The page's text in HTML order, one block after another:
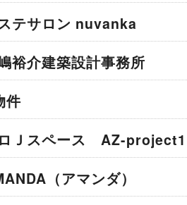
テサロン nuvanka
介建築設計事務所
件
Ｊスペース AZ-project1
（アマンダ）